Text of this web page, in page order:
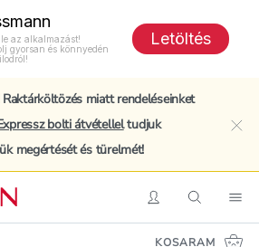
le az alkalmazást!
gyorsan és könnyedén
Letöltés
miatt rendeléseinket
bolti átvételleltudjuk
megértését és türelmét!
BelépésKeresés
KOSARAM